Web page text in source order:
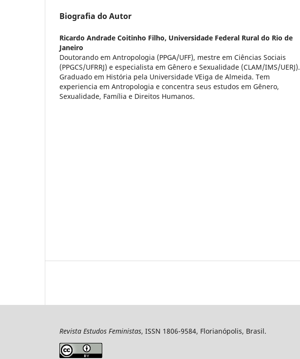
Biografia do Autor
Ricardo Andrade Coitinho Filho, Universidade Federal Rural do Rio de
Janeiro
Doutorando em Antropologia (PPGA/UFF), mestre em Ciências Sociais
(PPGCS/UFRRJ) e especialista em Gênero e Sexualidade (CLAM/IMS/UERJ).
Graduado em História pela Universidade VEiga de Almeida. Tem
experiencia em Antropologia e concentra seus estudos em Gênero,
Sexualidade, Família e Direitos Humanos.
Revista Estudos Feministas, ISSN 1806-9584, Florianópolis, Brasil.